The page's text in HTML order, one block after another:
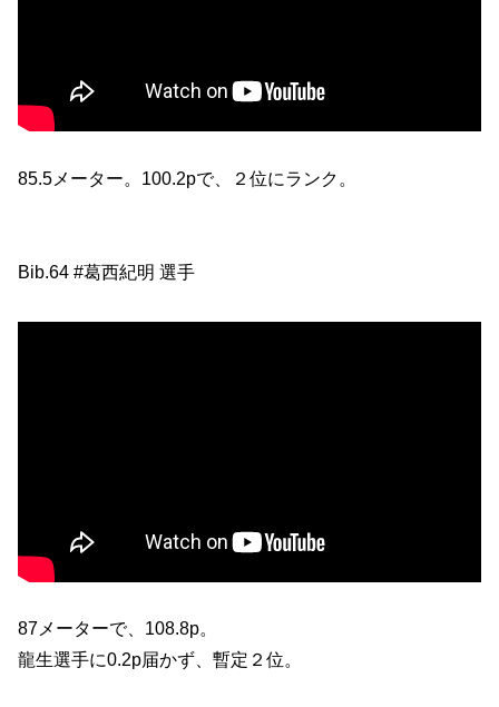
85.5メーター。100.2pで、２位にランク。
Bib.64 #葛西紀明 選手
87メーターで、108.8p。
龍生選手に0.2p届かず、暫定２位。